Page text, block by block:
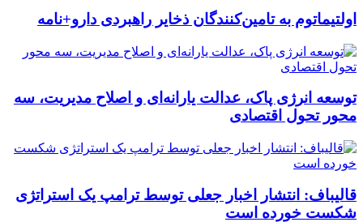
اولتیماتوم به تامین‌کنندگان ذخایر راهبردی دارو+نامه
توسعه انرژی پاک، عدالت یارانه‌ای و اصلاح مدیریت، سه
محور تحول اقتصادی
قالیباف: انتشار اخبار جعلی توسط ترامپ یک استراتژی
شکست خورده است